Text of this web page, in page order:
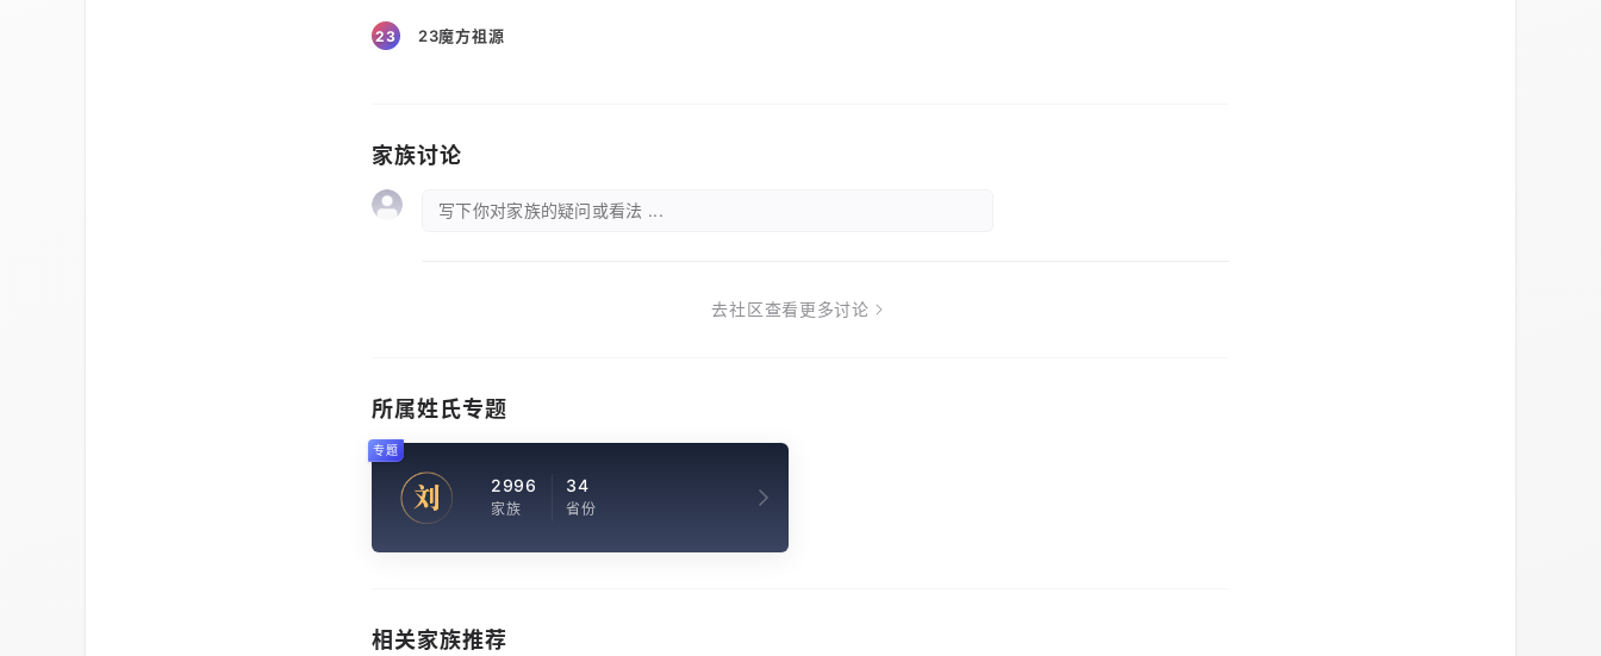
23 23魔方祖源
家族讨论
写下你对家族的疑问或看法 ...
去社区查看更多讨论
所属姓氏专题
刘 2996
家族
34
省份
专题
相关家族推荐